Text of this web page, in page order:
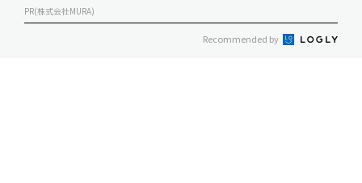
PR(株式会社MURA)
Recommended by